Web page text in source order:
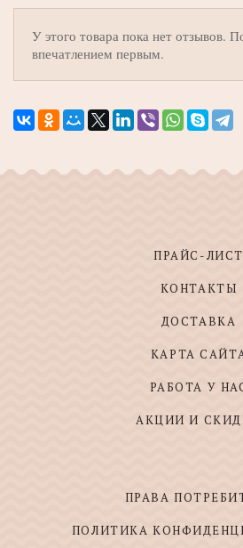
У этого товара пока нет отзывов.
впечатлением первым.
ПРАЙС-ЛИСТ
КОНТАКТЫ
ДОСТАВКА
КАРТА
РАБОТА У
АКЦИИ И
ПРАВА
ПОЛИТИКА